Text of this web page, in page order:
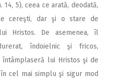
14, 5), ceea ce arată, deodată,
cereşti, dar şi o stare de
Hristos. De asemenea, îl
îndoielnic şi fricos,
lui Hristos şi de
cel mai simplu şi sigur mod